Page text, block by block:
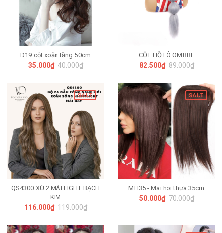
D19 cột xoăn tầng 50cm
35.000₫ 40.000₫
CỘT HỒ LÔ OMBRE
82.500₫ 89.000₫
SALE
QS4300 XÙ 2 MÁI LIGHT BẠCH
KIM
116.000₫ 119.000₫
SALE
MH35 - Mái hói thưa 35cm
50.000₫ 70.000₫